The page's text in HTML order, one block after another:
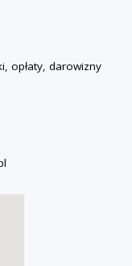
opłaty, darowizny